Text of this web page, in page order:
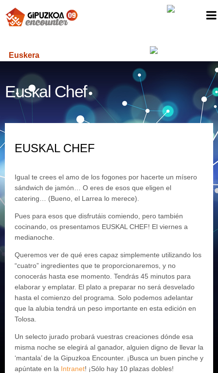
Euskera
Euskal Chef
EUSKAL CHEF
Igual te crees el amo de los fogones por hacerte un mísero
sándwich de jamón… O eres de esos que eligen el
catering… (Bueno, el Larrea lo merece).
Pues para esos que disfrutáis comiendo, pero también
cocinando, os presentamos EUSKAL CHEF! El viernes a
medianoche.
Queremos ver de qué eres capaz simplemente utilizando los
“cuatro” ingredientes que te proporcionaremos, y no
conocerás hasta ese momento. Tendrás 45 minutos para
elaborar y emplatar. El plato a preparar no será desvelado
hasta el comienzo del programa. Solo podemos adelantar
que la alubia tendrá un peso importante en esta edición en
Tolosa.
Un selecto jurado probará vuestras creaciones dónde esa
misma noche se elegirá al ganador, alguien digno de llevar la
‘mantala’ de la Gipuzkoa Encounter. ¡Busca un buen pinche y
apúntate en la Intranet! ¡Sólo hay 10 plazas dobles!